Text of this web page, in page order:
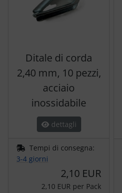
Ditale di corda
2,40 mm, 10 pezzi,
acciaio
inossidabile
dettagli
Tempi di consegna:
3-4 giorni
2,10 EUR
2,10 EUR per Pack